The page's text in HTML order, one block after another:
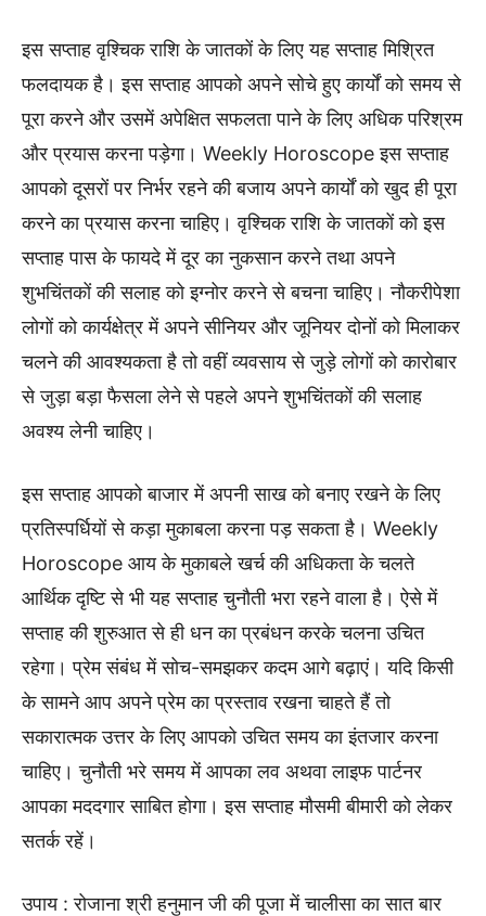
इस सप्ताह वृश्चिक राशि के जातकों के लिए यह सप्ताह मिश्रित
फलदायक है। इस सप्ताह आपको अपने सोचे हुए कार्यों को समय से
पूरा करने और उसमें अपेक्षित सफलता पाने के लिए अधिक परिश्रम
और प्रयास करना पड़ेगा। Weekly Horoscope इस सप्ताह
आपको दूसरों पर निर्भर रहने की बजाय अपने कार्यों को खुद ही पूरा
करने का प्रयास करना चाहिए। वृश्चिक राशि के जातकों को इस
सप्ताह पास के फायदे में दूर का नुकसान करने तथा अपने
शुभचिंतकों की सलाह को इग्नोर करने से बचना चाहिए। नौकरीपेशा
लोगों को कार्यक्षेत्र में अपने सीनियर और जूनियर दोनों को मिलाकर
चलने की आवश्यकता है तो वहीं व्यवसाय से जुड़े लोगों को कारोबार
से जुड़ा बड़ा फैसला लेने से पहले अपने शुभचिंतकों की सलाह
अवश्य लेनी चाहिए।
इस सप्ताह आपको बाजार में अपनी साख को बनाए रखने के लिए
प्रतिस्पर्धियों से कड़ा मुकाबला करना पड़ सकता है। Weekly
Horoscope आय के मुकाबले खर्च की अधिकता के चलते
आर्थिक दृष्टि से भी यह सप्ताह चुनौती भरा रहने वाला है। ऐसे में
सप्ताह की शुरुआत से ही धन का प्रबंधन करके चलना उचित
रहेगा। प्रेम संबंध में सोच-समझकर कदम आगे बढ़ाएं। यदि किसी
के सामने आप अपने प्रेम का प्रस्ताव रखना चाहते हैं तो
सकारात्मक उत्तर के लिए आपको उचित समय का इंतजार करना
चाहिए। चुनौती भरे समय में आपका लव अथवा लाइफ पार्टनर
आपका मददगार साबित होगा। इस सप्ताह मौसमी बीमारी को लेकर
सतर्क रहें।
उपाय : रोजाना श्री हनुमान जी की पूजा में चालीसा का सात बार